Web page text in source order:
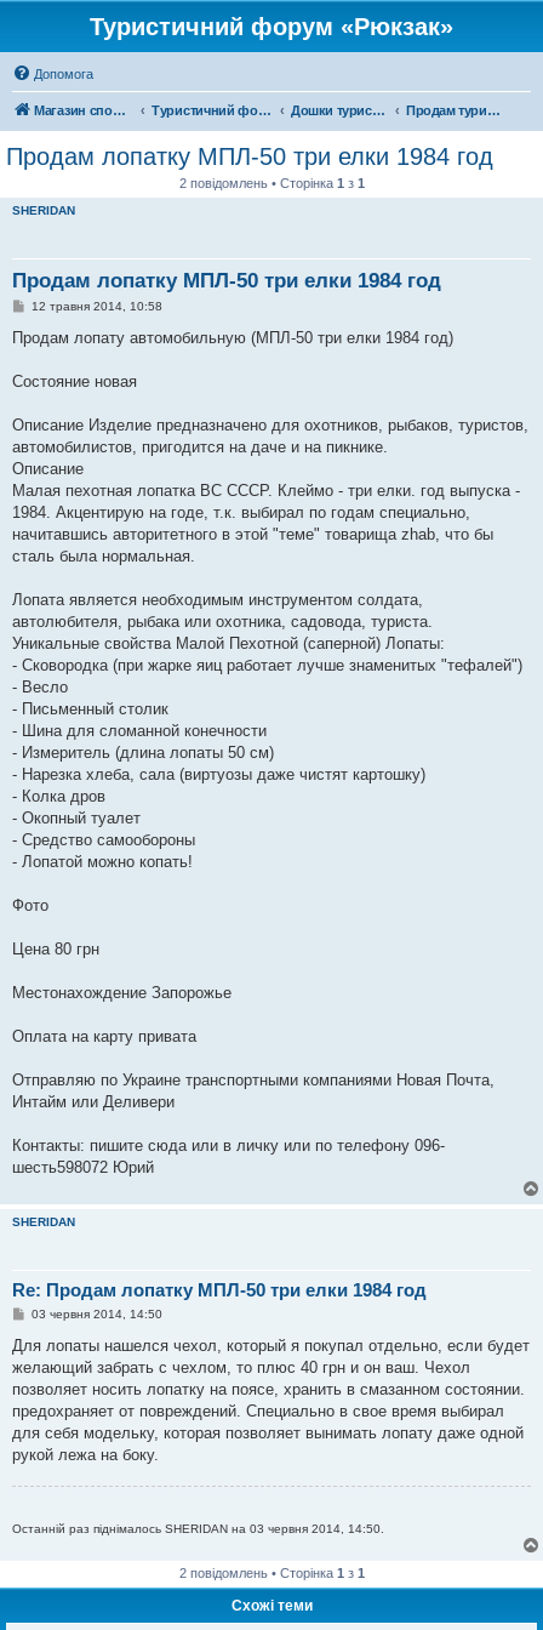
Туристичний форум «Рюкзак»
Допомога
Магазин спорядження Туристичний форум «Рюкзак» Дошки туристичних оголошень Продам туристичне спорядження
Продам лопатку МПЛ-50 три елки 1984 год
2 повідомлень • Сторінка 1 з 1
SHERIDAN
Продам лопатку МПЛ-50 три елки 1984 год
П
в
о
е
н
я
12 травня 2014, 10:58
Продам лопату автомобильную (МПЛ-50 три елки 1984 год)
Состояние новая
Описание Изделие предназначено для охотников, рыбаков, туристов,
автомобилистов, пригодится на даче и на пикнике.
Описание
Малая пехотная лопатка ВС СССР. Клеймо - три елки. год выпуска -
1984. Акцентирую на годе, т.к. выбирал по годам специально,
начитавшись авторитетного в этой "теме" товарища zhab, что бы
сталь была нормальная.
Лопата является необходимым инструментом солдата,
автолюбителя, рыбака или охотника, садовода, туриста.
Уникальные свойства Малой Пехотной (саперной) Лопаты:
- Сковородка (при жарке яиц работает лучше знаменитых "тефалей")
- Весло
- Письменный столик
- Шина для сломанной конечности
- Измеритель (длина лопаты 50 см)
- Нарезка хлеба, сала (виртуозы даже чистят картошку)
- Колка дров
- Окопный туалет
- Средство самообороны
- Лопатой можно копать!
Фото
Цена 80 грн
Местонахождение Запорожье
Оплата на карту привата
Отправляю по Украине транспортными компаниями Новая Почта,
Интайм или Деливери
Контакты: пишите сюда или в личку или по телефону 096-
шесть598072 Юрий
SHERIDAN
Re: Продам лопатку МПЛ-50 три елки 1984 год
П
в
д
о
л
е
н
03 червня 2014, 14:50
Для лопаты нашелся чехол, который я покупал отдельно, если будет
желающий забрать с чехлом, то плюс 40 грн и он ваш. Чехол
позволяет носить лопатку на поясе, хранить в смазанном состоянии.
предохраняет от повреждений. Специально в свое время выбирал
для себя модельку, которая позволяет вынимать лопату даже одной
рукой лежа на боку.
Останній раз піднімалось SHERIDAN на 03 червня 2014, 14:50.
2 повідомлень • Сторінка 1 з 1
Схожі теми